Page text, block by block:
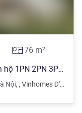
76 m²
(Những cơ hội Tốt top đầu) Bán căn hộ 1PN 2PN 3PN Vinhomes D'Capitale Trần Duy Hưng - Hỗ trợ 24/7
Nội, , Vinhomes D'Capitale - Quận Cầu Giấy - Hà Nội